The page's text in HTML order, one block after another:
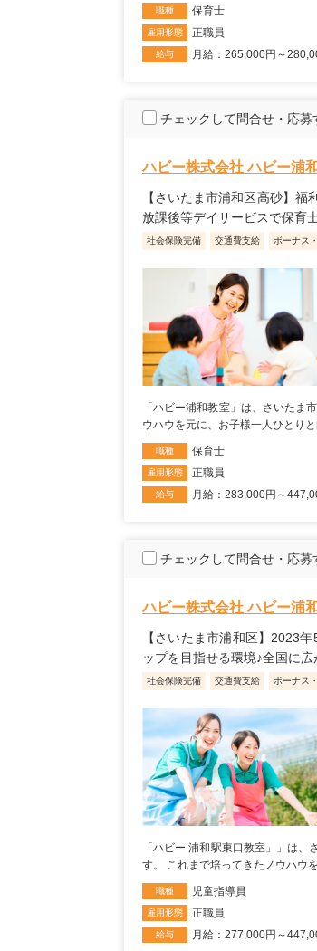
職種 保育士
雇用形態 正職員
給与 月給：265,000円～
チェックして問合せ・応募
ハビー株式会社 ハビー浦
【さいたま市浦和区高砂】
放課後等デイサービスで保育
社会保険完備 交通費支給 ボーナス
「ハビー浦和教室」は、さいたま
ウハウを元に、お子様一人ひとり
職種 保育士
雇用形態 正職員
給与 月給：283,000円～
チェックして問合せ・応募
ハビー株式会社 ハビー浦
【さいたま市浦和区】2023
ップを目指せる環境♪全国に
社会保険完備 交通費支給 ボーナス
「ハビー 浦和駅東口教室」」は
す。 これまで培ってきたノウハウ
職種 児童指導員
雇用形態 正職員
給与 月給：277,000円～